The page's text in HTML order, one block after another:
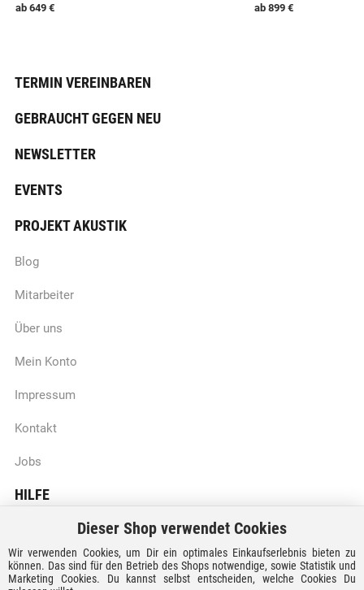
ab 649 €
ab 899 €
TERMIN VEREINBAREN
GEBRAUCHT GEGEN NEU
NEWSLETTER
EVENTS
PROJEKT AKUSTIK
Blog
Mitarbeiter
Über uns
Mein Konto
Impressum
Kontakt
Jobs
HILFE
Batteriegesetzhinweise
Vertrag widerrufen
Dieser Shop verwendet Cookies
Wir verwenden Cookies, um Dir ein optimales Einkaufserlebnis bieten zu
können. Das sind für den Betrieb des Shops notwendige, sowie Statistik und
Marketing Cookies. Du kannst selbst entscheiden, welche Cookies Du